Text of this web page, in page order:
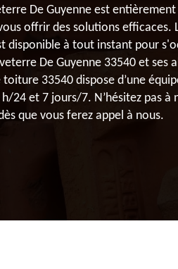
De Guyenne est
offrir des solutions efficaces.
disponible à tout instant pour
De Guyenne 33540 et ses
toiture 33540 dispose d’une
24 et 7 jours/7. N’hésitez pas à
que vous ferez appel à nous.